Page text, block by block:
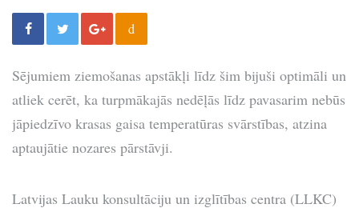
d
Sējumiem ziemošanas apstākļi līdz šim bijuši optimāli un
atliek cerēt, ka turpmākajās nedēļās līdz pavasarim nebūs
jāpiedzīvo krasas gaisa temperatūras svārstības, atzina
aptaujātie nozares pārstāvji.
Latvijas Lauku konsultāciju un izglītības centra (LLKC)